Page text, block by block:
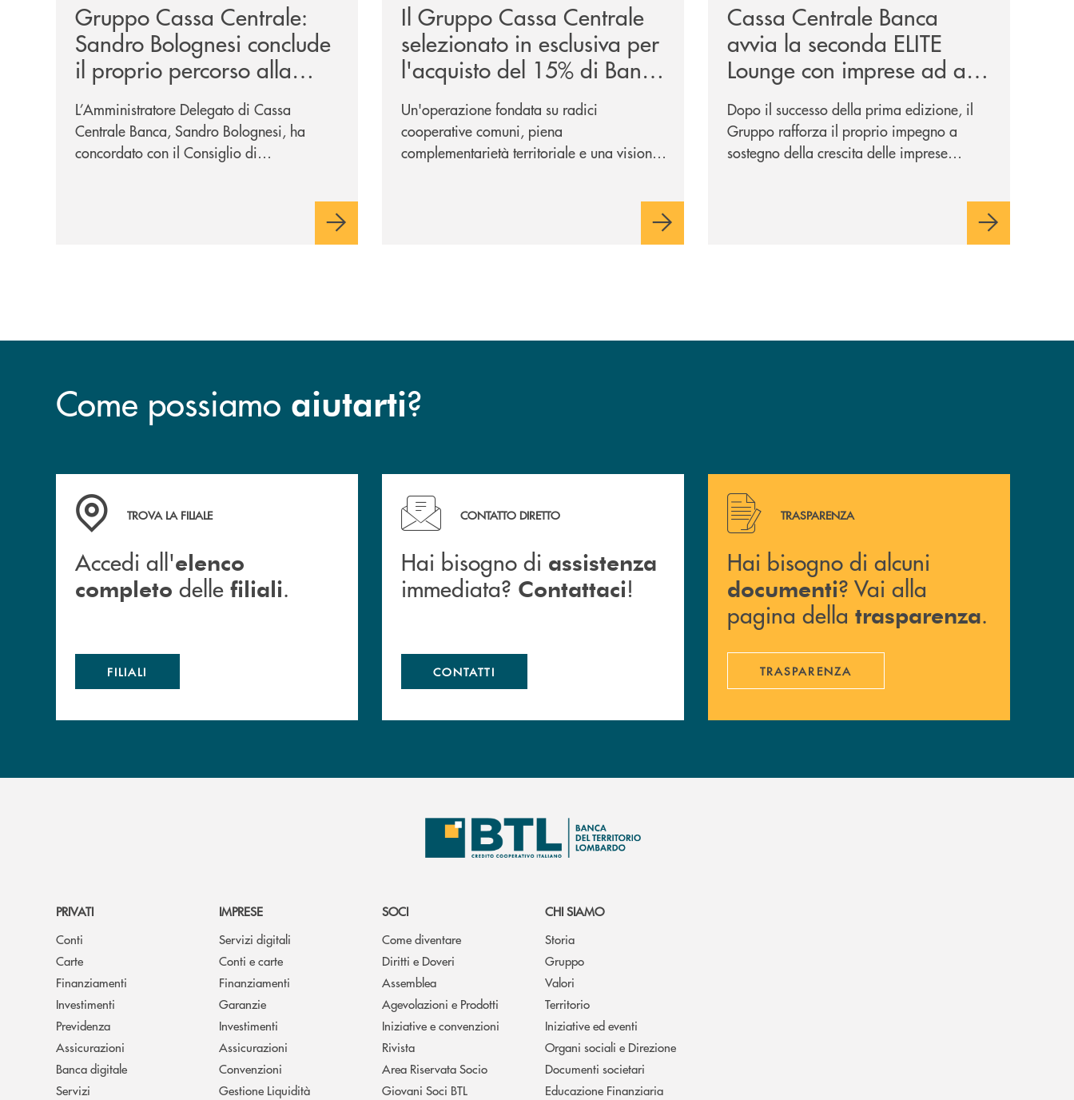
Gruppo Cassa Centrale:
Sandro Bolognesi conclude
il proprio percorso alla
guida del Gruppo Cassa
Centrale
L’Amministratore Delegato di Cassa
Centrale Banca, Sandro Bolognesi, ha
concordato con il Consiglio di
una dimensione di vertice nel panorama
Il Gruppo Cassa Centrale
selezionato in esclusiva per
l'acquisto del 15% di Banca
Cambiano 1884
Un'operazione fondata su radici
cooperative comuni, piena
complementarietà territoriale e una visione
Cassa Centrale Banca
avvia la seconda ELITE
Lounge con imprese ad alto
potenziale
Dopo il successo della prima edizione, il
Gruppo rafforza il proprio impegno a
sostegno della crescita delle imprese
Come possiamo aiutarti?
Accedi all' elenco completo delle filiali .
TROVA LA FILIALE
Accedi all'elenco
completo delle filiali.
FILIALI
Hai bisogno di assistenza immediata? Contattaci !
CONTATTO DIRETTO
Hai bisogno di assistenza
immediata? Contattaci!
CONTATTI
Hai bisogno di alcuni documenti ? Vai alla pagina della
TRASPARENZA
Hai bisogno di alcuni
documenti? Vai alla
pagina della trasparenza.
TRASPARENZA
PRIVATI
Conti
Carte
Finanziamenti
Investimenti
Previdenza
Assicurazioni
Banca digitale
Servizi
IMPRESE
Servizi digitali
Conti e carte
Finanziamenti
Garanzie
Investimenti
Assicurazioni
Convenzioni
Gestione Liquidità
SOCI
Come diventare
Diritti e Doveri
Assemblea
Agevolazioni e Prodotti
Iniziative e convenzioni
Rivista
Area Riservata Socio
Giovani Soci BTL
CHI SIAMO
Storia
Gruppo
Valori
Territorio
Iniziative ed eventi
Organi sociali e Direzione
Documenti societari
Educazione Finanziaria